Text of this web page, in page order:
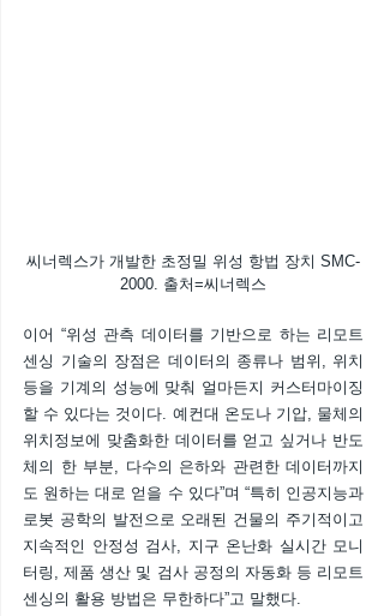
씨너렉스가 개발한 초정밀 위성 항법 장치 SMC-
2000. 출처=씨너렉스
이어 “위성 관측 데이터를 기반으로 하는 리모트
센싱 기술의 장점은 데이터의 종류나 범위, 위치
등을 기계의 성능에 맞춰 얼마든지 커스터마이징
할 수 있다는 것이다. 예컨대 온도나 기압, 물체의
위치정보에 맞춤화한 데이터를 얻고 싶거나 반도
체의 한 부분, 다수의 은하와 관련한 데이터까지
도 원하는 대로 얻을 수 있다”며 “특히 인공지능과
로봇 공학의 발전으로 오래된 건물의 주기적이고
지속적인 안정성 검사, 지구 온난화 실시간 모니
터링, 제품 생산 및 검사 공정의 자동화 등 리모트
센싱의 활용 방법은 무한하다”고 말했다.